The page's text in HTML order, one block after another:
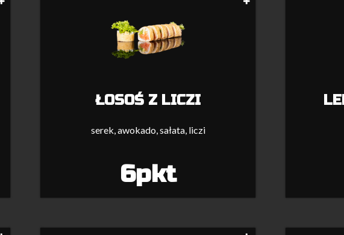
ŁOSOŚ Z LICZI
serek, awokado, sałata, liczi
6pkt